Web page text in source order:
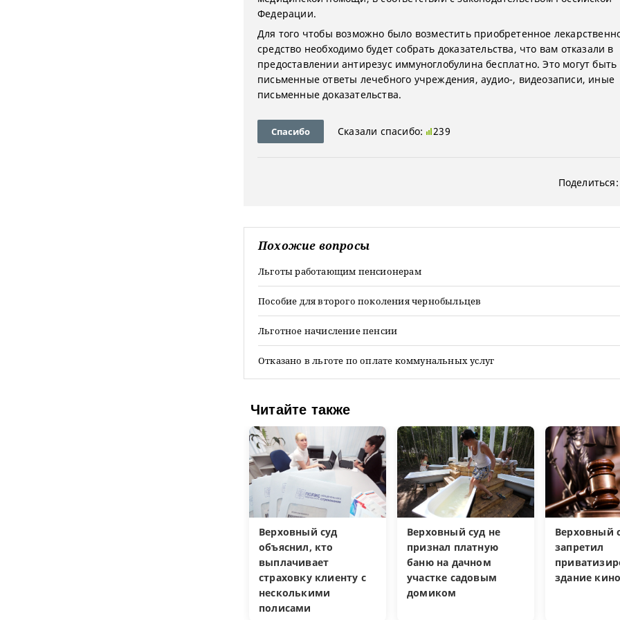
Федерации.
Для того чтобы возможно было возместить приобретенное
средство необходимо будет собрать доказательства, что вам отказали в
предоставлении антирезус иммуноглобулина бесплатно. Это могут быть
письменные ответы лечебного учреждения, аудио-, видеозаписи, иные
письменные доказательства.
Спасибо Сказали спасибо: 239
Поделиться:
Похожие вопросы
Льготы работающим пенсионерам
Пособие для второго поколения чернобыльцев
Льготное начисление пенсии
Отказано в льготе по оплате коммунальных услуг
Читайте также
Верховный суд
объяснил, кто
выплачивает
страховку клиенту с
несколькими
полисами
Верховный суд не
признал платную
баню на дачном
участке садовым
домиком
Верховный
запретил
здание